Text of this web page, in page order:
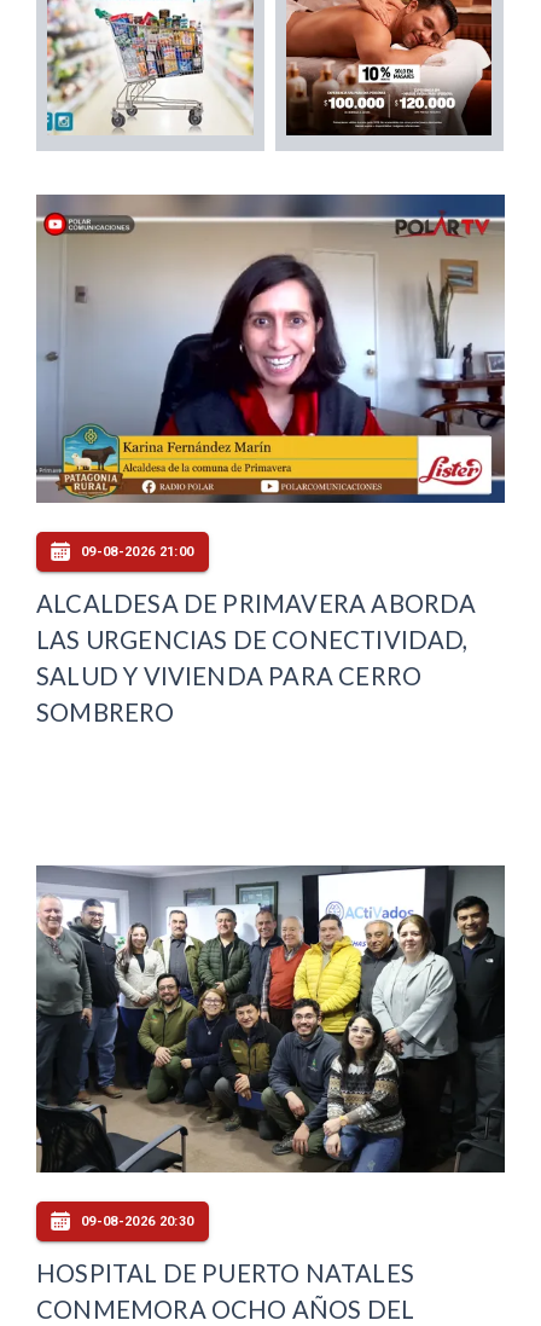
09-08-2026 21:00
ALCALDESA DE PRIMAVERA ABORDA
LAS URGENCIAS DE CONECTIVIDAD,
SALUD Y VIVIENDA PARA CERRO
SOMBRERO
09-08-2026 20:30
HOSPITAL DE PUERTO NATALES
CONMEMORA OCHO AÑOS DEL